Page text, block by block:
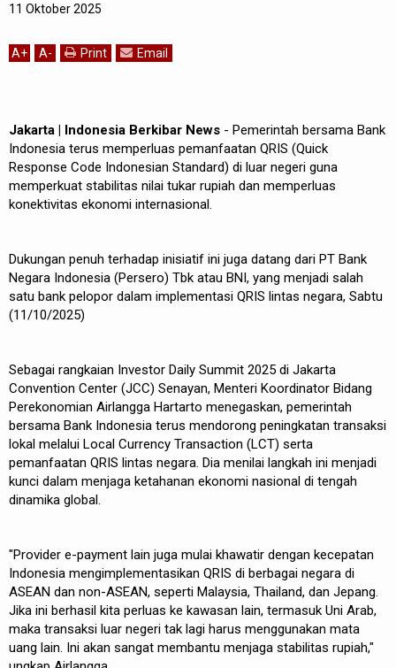
11 Oktober 2025
A+ A- Print Email
Jakarta | Indonesia Berkibar News - Pemerintah bersama Bank
Indonesia terus memperluas pemanfaatan QRIS (Quick
Response Code Indonesian Standard) di luar negeri guna
memperkuat stabilitas nilai tukar rupiah dan memperluas
konektivitas ekonomi internasional.
Dukungan penuh terhadap inisiatif ini juga datang dari PT Bank
Negara Indonesia (Persero) Tbk atau BNI, yang menjadi salah
satu bank pelopor dalam implementasi QRIS lintas negara, Sabtu
(11/10/2025)
Sebagai rangkaian Investor Daily Summit 2025 di Jakarta
Convention Center (JCC) Senayan, Menteri Koordinator Bidang
Perekonomian Airlangga Hartarto menegaskan, pemerintah
bersama Bank Indonesia terus mendorong peningkatan transaksi
lokal melalui Local Currency Transaction (LCT) serta
pemanfaatan QRIS lintas negara. Dia menilai langkah ini menjadi
kunci dalam menjaga ketahanan ekonomi nasional di tengah
dinamika global.
"Provider e-payment lain juga mulai khawatir dengan kecepatan
Indonesia mengimplementasikan QRIS di berbagai negara di
ASEAN dan non-ASEAN, seperti Malaysia, Thailand, dan Jepang.
Jika ini berhasil kita perluas ke kawasan lain, termasuk Uni Arab,
maka transaksi luar negeri tak lagi harus menggunakan mata
uang lain. Ini akan sangat membantu menjaga stabilitas rupiah,"